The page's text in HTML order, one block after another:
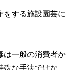
をする施設園芸に
は一般の消費者か
殊な手法ではな